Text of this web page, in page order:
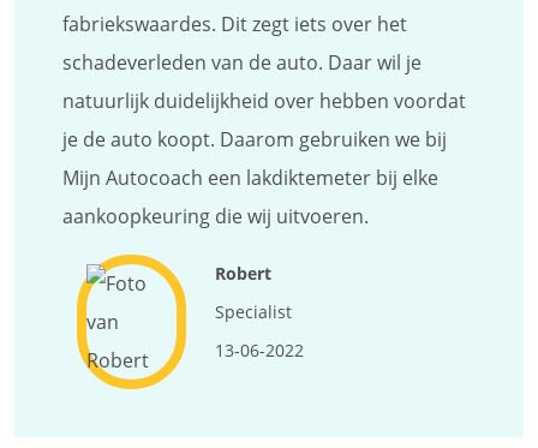
fabriekswaardes. Dit zegt iets over het
schadeverleden van de auto. Daar wil je
natuurlijk duidelijkheid over hebben voordat
je de auto koopt. Daarom gebruiken we bij
Mijn Autocoach een lakdiktemeter bij elke
aankoopkeuring die wij uitvoeren.
Robert
Specialist
13-06-2022